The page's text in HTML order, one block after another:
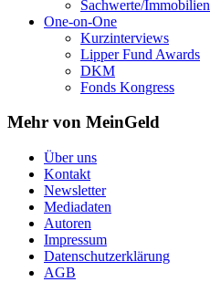
Sachwerte/Immobilien
One-on-One
Kurzinterviews
Lipper Fund Awards
DKM
Fonds Kongress
Mehr von MeinGeld
Über uns
Kontakt
Newsletter
Mediadaten
Autoren
Impressum
Datenschutzerklärung
AGB